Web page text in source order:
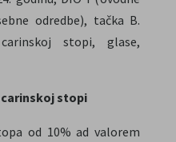
odredbe), tačka B.
stopi, glase,
stopi
od 10% ad valorem